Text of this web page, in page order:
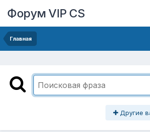
Форум VIP CS
Главная
Другие